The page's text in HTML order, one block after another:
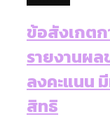
ข้อสังเกต
รายงานผ
ลงคะแนน
สิทธิ